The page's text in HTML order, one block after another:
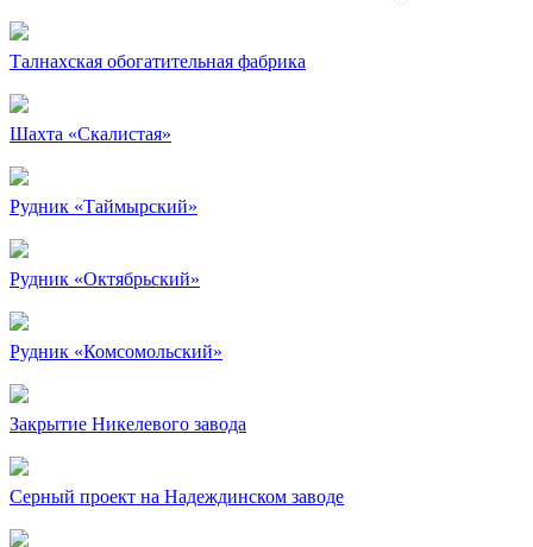
Талнахская обогатительная фабрика
Шахта «Скалистая»
Рудник «Таймырский»
Рудник «Октябрьский»
Рудник «Комсомольский»
Закрытие Никелевого завода
Серный проект на Надеждинском заводе